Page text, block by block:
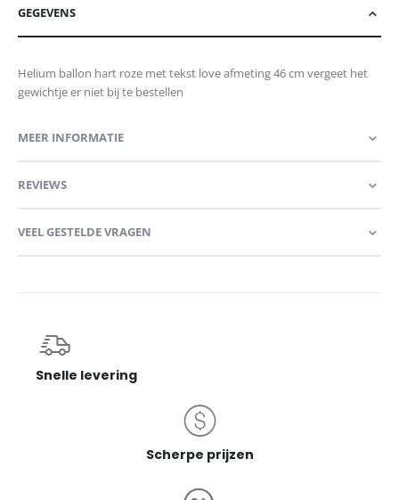
GEGEVENS
Helium ballon hart roze met tekst love afmeting 46 cm vergeet het
gewichtje er niet bij te bestellen
MEER INFORMATIE
REVIEWS
VEEL GESTELDE VRAGEN
Snelle levering
Scherpe prijzen